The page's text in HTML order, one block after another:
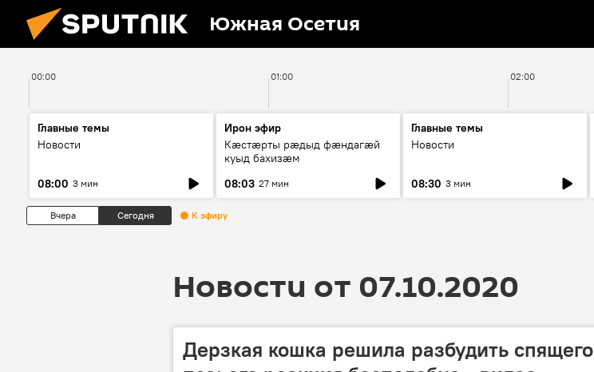
Южная Осетия
00:00 01:00 02:00
Главные темы
Новости
08:00 3 мин
Ирон эфир
Кæстæрты рæдыд фæндагæй
куыд бахизæм
08:03 27 мин
Главные темы
Новости
08:30 3 мин
Вчера Сегодня К эфиру
Новости от 07.10.2020
Дерзкая кошка решила разбудить спящего